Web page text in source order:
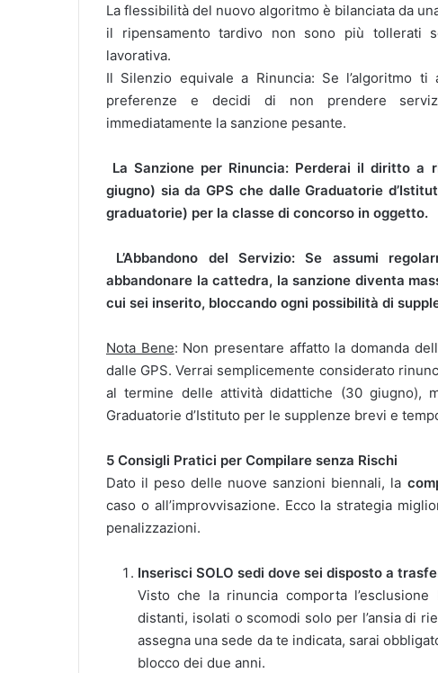
La flessibilità del nuovo algoritmo è bilanciata da
il ripensamento tardivo non sono più tollerati
lavorativa.
Il Silenzio equivale a Rinuncia: Se l’algoritmo
preferenze e decidi di non prendere
immediatamente la sanzione pesante.
La Sanzione per Rinuncia: Perderai il diritto
giugno) sia da GPS che dalle Graduatorie
graduatorie) per la classe di concorso in oggetto.
L’Abbandono del Servizio: Se assumi
abbandonare la cattedra, la sanzione diventa
cui sei inserito, bloccando ogni possibilità di
Nota Bene: Non presentare affatto la domanda
dalle GPS. Verrai semplicemente considerato
al termine delle attività didattiche (30 giugno),
Graduatorie d’Istituto per le supplenze brevi e
5 Consigli Pratici per Compilare senza Rischi
Dato il peso delle nuove sanzioni biennali, la
caso o all’improvvisazione. Ecco la strategia
penalizzazioni.
Inserisci SOLO sedi dove sei disposto a
Visto che la rinuncia comporta
distanti, isolati o scomodi solo per l’ansia di
assegna una sede da te indicata, sarai
blocco dei due anni.